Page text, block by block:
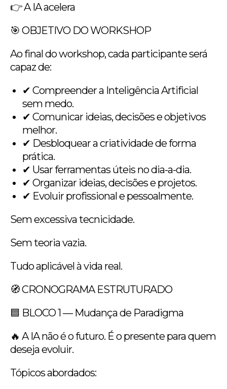
👉 A IA acelera
🎯 OBJETIVO DO WORKSHOP
Ao final do workshop, cada participante será
capaz de:
✔ Compreender a Inteligência Artificial
sem medo.
✔ Comunicar ideias, decisões e objetivos
melhor.
✔ Desbloquear a criatividade de forma
prática.
✔ Usar ferramentas úteis no dia-a-dia.
✔ Organizar ideias, decisões e projetos.
✔ Evoluir profissional e pessoalmente.
Sem excessiva tecnicidade.
Sem teoria vazia.
Tudo aplicável à vida real.
🧭 CRONOGRAMA ESTRUTURADO
🟦 BLOCO 1 — Mudança de Paradigma
🔥 A IA não é o futuro. É o presente para quem
deseja evoluir.
Tópicos abordados: